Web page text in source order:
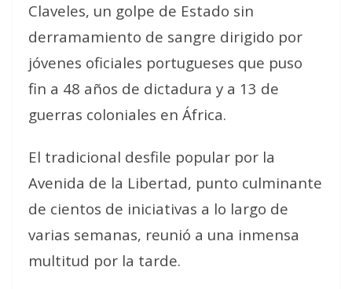
Claveles, un golpe de Estado sin
derramamiento de sangre dirigido por
jóvenes oficiales portugueses que puso
fin a 48 años de dictadura y a 13 de
guerras coloniales en África.
El tradicional desfile popular por la
Avenida de la Libertad, punto culminante
de cientos de iniciativas a lo largo de
varias semanas, reunió a una inmensa
multitud por la tarde.